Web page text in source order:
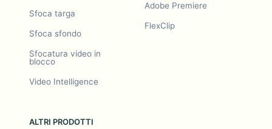
Sfoca targa
Sfoca sfondo
Sfocatura video in
blocco
Video Intelligence
Adobe Premiere
FlexClip
ALTRI PRODOTTI